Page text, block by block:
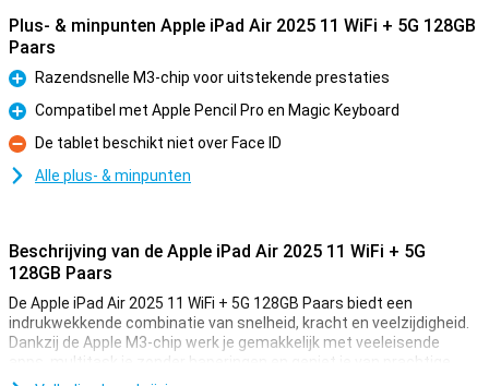
Plus- & minpunten Apple iPad Air 2025 11 WiFi + 5G 128GB
Paars
Pluspunt
Razendsnelle M3-chip voor uitstekende prestaties
Pluspunt
Compatibel met Apple Pencil Pro en Magic Keyboard
Minpunt
De tablet beschikt niet over Face ID
Alle plus- & minpunten
Beschrijving van de Apple iPad Air 2025 11 WiFi + 5G
128GB Paars
De Apple iPad Air 2025 11 WiFi + 5G 128GB Paars biedt een
indrukwekkende combinatie van snelheid, kracht en veelzijdigheid.
Dankzij de Apple M3-chip werk je gemakkelijk met veeleisende
apps, multitask je zonder haperingen en geniet je van prachtige
graphics. Het 11-inch Liquid Retina-display zorgt voor een scherp